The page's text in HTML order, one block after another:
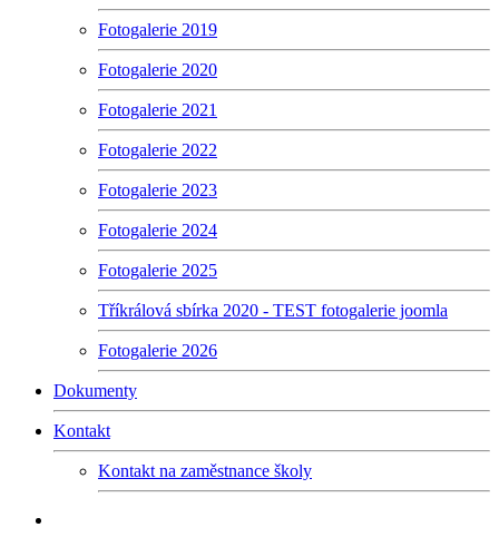
Fotogalerie 2019
Fotogalerie 2020
Fotogalerie 2021
Fotogalerie 2022
Fotogalerie 2023
Fotogalerie 2024
Fotogalerie 2025
Tříkrálová sbírka 2020 - TEST fotogalerie joomla
Fotogalerie 2026
Dokumenty
Kontakt
Kontakt na zaměstnance školy